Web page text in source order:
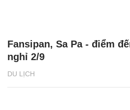
DU LỊCH
Fansipan, Sa Pa - điểm
nghỉ 2/9